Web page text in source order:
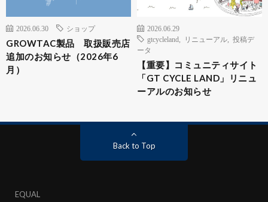
2026.06.30 ショップ
GROWTAC製品 取扱販売店
追加のお知らせ（2026年6
月）
2026.06.29
gtcycleland
リニューアル
投稿デ
ータ
【重要】コミュニティサイト
「GT CYCLE LAND」リニュ
ーアルのお知らせ
Back to Top
EQUAL